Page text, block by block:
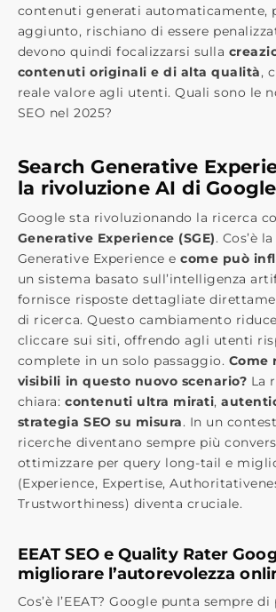
contenuti generati automaticamente,
aggiunto, rischiano di essere
devono quindi focalizzarsi sulla
contenuti originali e di alta qualità,
reale valore agli utenti. Quali sono le
SEO nel 2025?
Search Generative
la rivoluzione AI di Google
Google sta rivoluzionando la ricerca
Generative Experience (SGE). Cos’è
Generative Experience ecome può
un sistema basato sull’intelligenza
fornisce risposte dettagliate
di ricerca. Questo cambiamento
cliccare sui siti, offrendo agli utenti
complete in un solo passaggio. Come
visibili in questo nuovo scenario? La
chiara:contenuti ultra mirati,
strategia SEO su misura. In un
ricerche diventano sempre più
ottimizzare per query long-tail e
(Experience, Expertise,
Trustworthiness) diventa cruciale.
EEAT SEO e Quality Rater
migliorare l’autorevolezza
Cos’è l’EEAT? Google punta sempre di